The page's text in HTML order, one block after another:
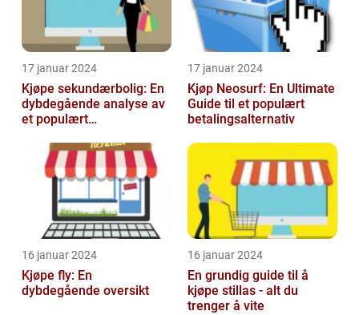
17 januar 2024
Kjøpe sekundærbolig: En
dybdegående analyse av
et populært
17 januar 2024
Kjøp Neosurf: En Ultimate
Guide til et populært
betalingsalternativ
16 januar 2024
Kjøpe fly: En
dybdegående oversikt
16 januar 2024
En grundig guide til å
kjøpe stillas - alt du
trenger å vite